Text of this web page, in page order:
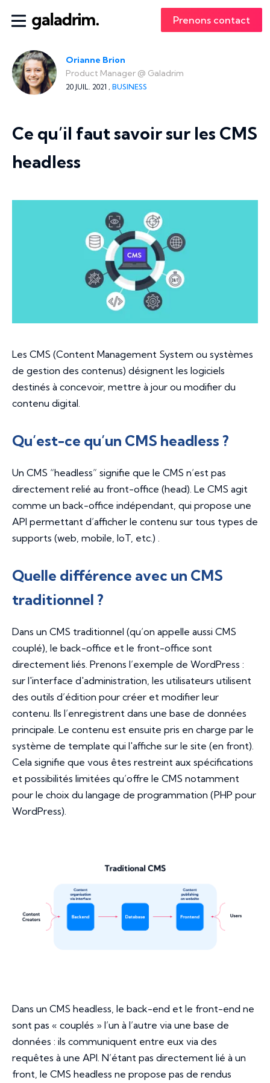
Prenons contact
Orianne Brion
Product Manager @ Galadrim
20 JUIL. 2021 , BUSINESS
Ce qu’il faut savoir sur les CMS
headless
Les CMS (Content Management System ou systèmes
de gestion des contenus) désignent les logiciels
destinés à concevoir, mettre à jour ou modifier du
contenu digital.
Qu’est-ce qu’un CMS headless ?
Un CMS “headless” signifie que le CMS n’est pas
directement relié au front-office (head). Le CMS agit
comme un back-office indépendant, qui propose une
API permettant d’afficher le contenu sur tous types de
supports (web, mobile, IoT, etc.) .
Quelle différence avec un CMS
traditionnel ?
Dans un CMS traditionnel (qu’on appelle aussi CMS
couplé), le back-office et le front-office sont
directement liés. Prenons l’exemple de WordPress :
sur l'interface d'administration, les utilisateurs utilisent
des outils d’édition pour créer et modifier leur
contenu. Ils l’enregistrent dans une base de données
principale. Le contenu est ensuite pris en charge par le
système de template qui l'affiche sur le site (en front).
Cela signifie que vous êtes restreint aux spécifications
et possibilités limitées qu’offre le CMS notamment
pour le choix du langage de programmation (PHP pour
WordPress).
Dans un CMS headless, le back-end et le front-end ne
sont pas « couplés » l’un à l’autre via une base de
données : ils communiquent entre eux via des
requêtes à une API. N’étant pas directement lié à un
front, le CMS headless ne propose pas de rendus